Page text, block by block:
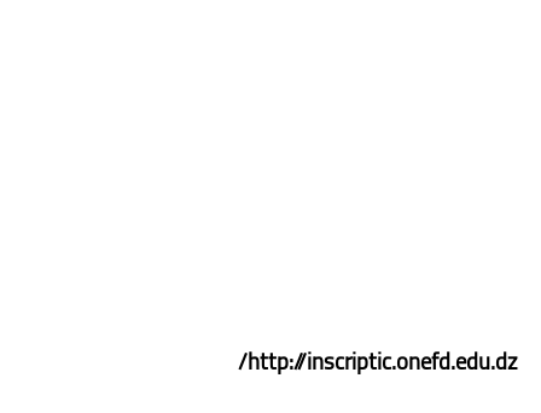
http://inscriptic.onefd.edu.dz/